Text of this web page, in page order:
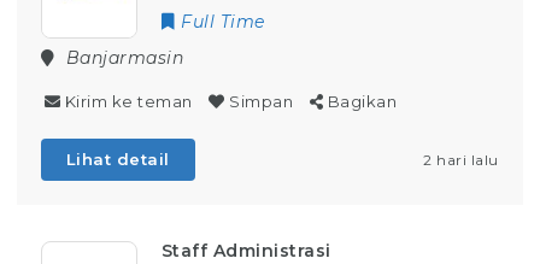
Full Time
Banjarmasin
Kirim ke teman Simpan Bagikan
Lihat detail 2 hari lalu
Staff Administrasi